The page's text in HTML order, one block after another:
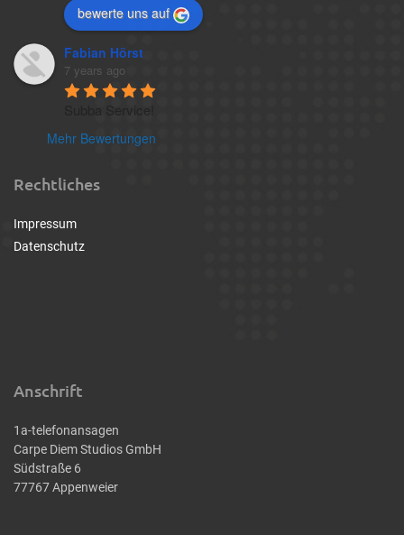
bewerte uns auf
Fabian Hörst
7 years ago
Mehr Bewertungen
Rechtliches
Impressum
Datenschutz
Anschrift
1a-telefonansagen
Carpe Diem Studios GmbH
Südstraße 6
77767 Appenweier